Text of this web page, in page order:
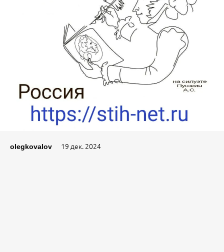
olegkovalov 19 дек. 2024